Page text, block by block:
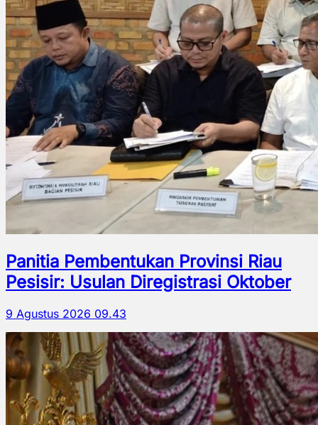
Panitia Pembentukan Provinsi Riau
Pesisir: Usulan Diregistrasi Oktober
9 Agustus 2026 09.43